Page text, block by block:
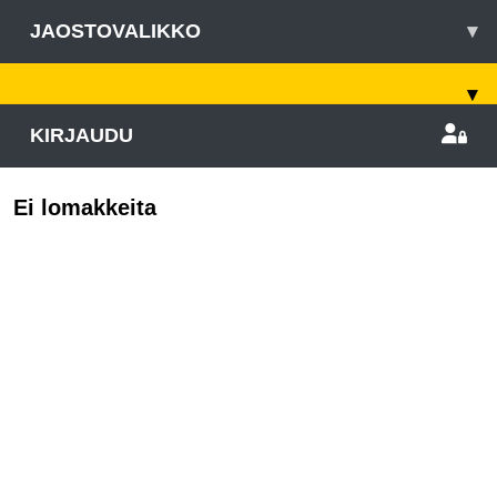
JAOSTOVALIKKO ▾
▾
KIRJAUDU
Ei lomakkeita